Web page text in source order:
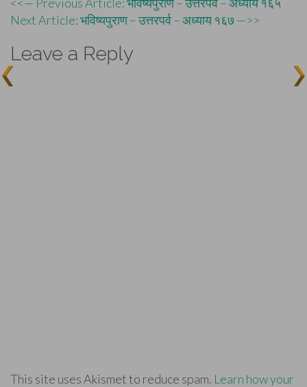
Post
navigation
Next Article: भविष्यपुराण – उत्तरपर्व – अध्याय १६७ —>>
Leave a Reply
This site uses Akismet to reduce spam. Learn how your